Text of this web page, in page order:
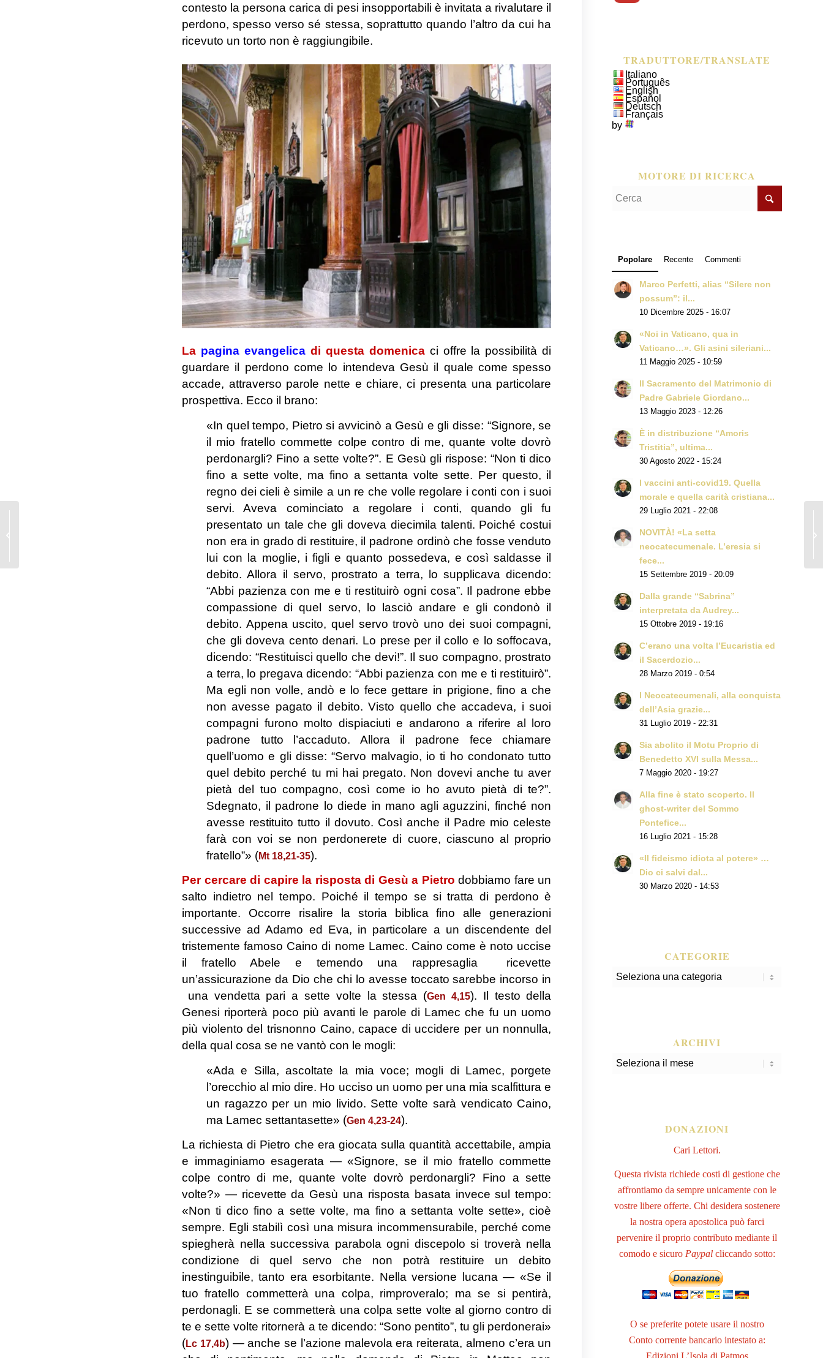
contesto la persona carica di pesi insopportabili è invitata a rivalutare il
perdono, spesso verso sé stessa, soprattutto quando l’altro da cui ha
ricevuto un torto non è raggiungibile.
La pagina evangelica di questa domenicaci offre la possibilità di
guardare il perdono come lo intendeva Gesù il quale come spesso
accade, attraverso parole nette e chiare, ci presenta una particolare
prospettiva. Ecco il brano:
«In quel tempo, Pietro si avvicinò a Gesù e gli disse: “Signore, se
il mio fratello commette colpe contro di me, quante volte dovrò
perdonargli? Fino a sette volte?”. E Gesù gli rispose: “Non ti dico
fino a sette volte, ma fino a settanta volte sette. Per questo, il
regno dei cieli è simile a un re che volle regolare i conti con i suoi
servi. Aveva cominciato a regolare i conti, quando gli fu
presentato un tale che gli doveva diecimila talenti. Poiché costui
non era in grado di restituire, il padrone ordinò che fosse venduto
lui con la moglie, i figli e quanto possedeva, e così saldasse il
debito. Allora il servo, prostrato a terra, lo supplicava dicendo:
“Abbi pazienza con me e ti restituirò ogni cosa”. Il padrone ebbe
compassione di quel servo, lo lasciò andare e gli condonò il
debito. Appena uscito, quel servo trovò uno dei suoi compagni,
che gli doveva cento denari. Lo prese per il collo e lo soffocava,
dicendo: “Restituisci quello che devi!”. Il suo compagno, prostrato
a terra, lo pregava dicendo: “Abbi pazienza con me e ti restituirò”.
Ma egli non volle, andò e lo fece gettare in prigione, fino a che
non avesse pagato il debito. Visto quello che accadeva, i suoi
compagni furono molto dispiaciuti e andarono a riferire al loro
padrone tutto l’accaduto. Allora il padrone fece chiamare
quell’uomo e gli disse: “Servo malvagio, io ti ho condonato tutto
quel debito perché tu mi hai pregato. Non dovevi anche tu aver
pietà del tuo compagno, così come io ho avuto pietà di te?”.
Sdegnato, il padrone lo diede in mano agli aguzzini, finché non
avesse restituito tutto il dovuto. Così anche il Padre mio celeste
farà con voi se non perdonerete di cuore, ciascuno al proprio
fratello”» (Mt 18,21-35).
Per cercare di capire la risposta di Gesù a Pietro dobbiamo fare un
salto indietro nel tempo. Poiché il tempo se si tratta di perdono è
importante. Occorre risalire la storia biblica fino alle generazioni
successive ad Adamo ed Eva, in particolare a un discendente del
tristemente famoso Caino di nome Lamec. Caino come è noto uccise
il fratello Abele e temendo una rappresaglia ricevette
un’assicurazione da Dio che chi lo avesse toccato sarebbe incorso in
una vendetta pari a sette volte la stessa (Gen 4,15). Il testo della
Genesi riporterà poco più avanti le parole di Lamec che fu un uomo
più violento del trisnonno Caino, capace di uccidere per un nonnulla,
della qual cosa se ne vantò con le mogli:
«Ada e Silla, ascoltate la mia voce; mogli di Lamec, porgete
l’orecchio al mio dire. Ho ucciso un uomo per una mia scalfittura e
un ragazzo per un mio livido. Sette volte sarà vendicato Caino,
ma Lamec settantasette» (Gen 4,23-24).
La richiesta di Pietro che era giocata sulla quantità accettabile, ampia
e immaginiamo esagerata ― «Signore, se il mio fratello commette
colpe contro di me, quante volte dovrò perdonargli? Fino a sette
volte?» ― ricevette da Gesù una risposta basata invece sul tempo:
«Non ti dico fino a sette volte, ma fino a settanta volte sette», cioè
sempre. Egli stabilì così una misura incommensurabile, perché come
spiegherà nella successiva parabola ogni discepolo si troverà nella
condizione di quel servo che non potrà restituire un debito
inestinguibile, tanto era esorbitante. Nella versione lucana ― «Se il
tuo fratello commetterà una colpa, rimproveralo; ma se si pentirà,
perdonagli. E se commetterà una colpa sette volte al giorno contro di
te e sette volte ritornerà a te dicendo: “Sono pentito”, tu gli perdonerai»
(Lc 17,4b) ― anche se l’azione malevola era reiterata, almeno c’era un
TRADUTTORE/TRANSLATE
Italiano
Português
English
Español
Deutsch
Français
by
MOTORE DI RICERCA
Popolare Recente Commenti
Marco Perfetti, alias “Silere non
possum”: il...
10 Dicembre 2025 - 16:07
«Noi in Vaticano, qua in
Vaticano…». Gli asini sileriani...
11 Maggio 2025 - 10:59
Il Sacramento del Matrimonio di
Padre Gabriele Giordano...
13 Maggio 2023 - 12:26
È in distribuzione “Amoris
Tristitia”, ultima...
30 Agosto 2022 - 15:24
I vaccini anti-covid19. Quella
morale e quella carità cristiana...
29 Luglio 2021 - 22:08
NOVITÀ! «La setta
neocatecumenale. L’eresia si
fece...
15 Settembre 2019 - 20:09
Dalla grande “Sabrina”
interpretata da Audrey...
15 Ottobre 2019 - 19:16
C’erano una volta l’Eucaristia ed
il Sacerdozio...
28 Marzo 2019 - 0:54
I Neocatecumenali, alla conquista
dell’Asia grazie...
31 Luglio 2019 - 22:31
Sia abolito il Motu Proprio di
Benedetto XVI sulla Messa...
7 Maggio 2020 - 19:27
Alla fine è stato scoperto. Il
ghost-writer del Sommo
Pontefice...
16 Luglio 2021 - 15:28
«Il fideismo idiota al potere» …
Dio ci salvi dal...
30 Marzo 2020 - 14:53
CATEGORIE
Categorie
ARCHIVI
DONAZIONI
Cari Lettori.
Questa rivista richiede costi di gestione che
affrontiamo da sempre unicamente con le
vostre libere offerte. Chi desidera sostenere
la nostra opera apostolica può farci
pervenire il proprio contributo mediante il
comodo e sicuro Paypalcliccando sotto:
O se preferite potete usare il nostro
Conto corrente bancario intestato a:
Edizioni L’Isola di Patmos